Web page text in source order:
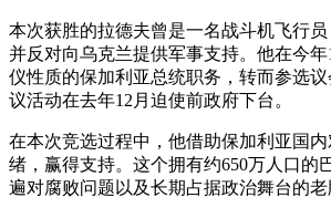
本次获胜的拉德夫曾是一名战斗机飞行员
并反对向乌克兰提供军事支持。他在今
仪性质的保加利亚总统职务，转而参选
议活动在去年12月迫使前政府下台。
在本次竞选过程中，他借助保加利亚国
绪，赢得支持。这个拥有约650万人口的
遍对腐败问题以及长期占据政治舞台的老